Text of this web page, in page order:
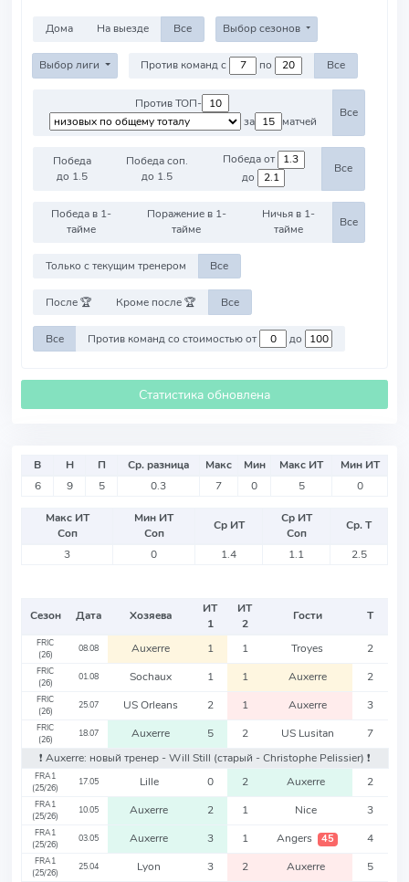
Дома На выезде Все Выбор сезонов
Выбор лиги Против команд с по Все
Против ТОП-
за
матчей
Все
Победа
до 1.5
Победа соп.
до 1.5
Победа от
до
Все
Победа в 1-
тайме
Поражение в 1-
тайме
Ничья в 1-
тайме
Все
Только с текущим тренером Все
После 🏆 Кроме после 🏆 Все
Все Против команд со стоимостью от до
Статистика обновлена
В Н П Ср. разница Макс Мин Макс ИТ
Мин ИТ
6
9 5 0.3 7 0 5 0
Макс ИТ
Соп
Мин ИТ
Соп
Ср ИТ
Ср ИТ
Соп
Ср. Т
3
0 1.4 1.1 2.5
Сезон Дата Хозяева
ИТ
1
ИТ
2
Гости Т
FRIC
(26)
08.08 Auxerre 1 1 Troyes 2
FRIC
(26)
01.08 Sochaux 1 1 Auxerre 2
FRIC
(26)
25.07 US Orleans 2 1 Auxerre 3
FRIC
(26)
18.07 Auxerre 5 2 US Lusitan
7
❗️ Auxerre: новый тренер - Will Still (старый - Christophe Pelissier) ❗️
FRA1
(25/26)
17.05 Lille 0 2 Auxerre 2
FRA1
(25/26)
10.05 Auxerre 2 1 Nice 3
FRA1
(25/26)
03.05 Auxerre 3 1 Angers 45 4
FRA1
(25/26)
25.04 Lyon 3 2 Auxerre 5